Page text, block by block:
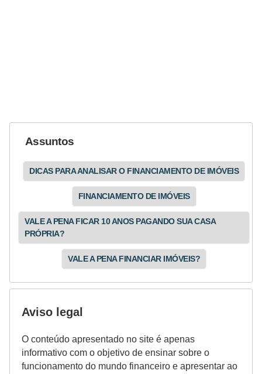
Assuntos
DICAS PARA ANALISAR O FINANCIAMENTO DE IMÓVEIS
FINANCIAMENTO DE IMÓVEIS
VALE A PENA FICAR 10 ANOS PAGANDO SUA CASA
PRÓPRIA?
VALE A PENA FINANCIAR IMÓVEIS?
Aviso legal
O conteúdo apresentado no site é apenas
informativo com o objetivo de ensinar sobre o
funcionamento do mundo financeiro e apresentar ao